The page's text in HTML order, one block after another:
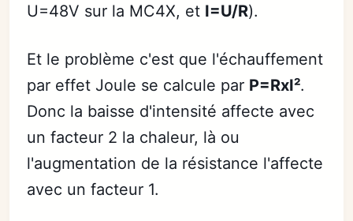
U=48V sur la MC4X, et I=U/R).
Et le problème c'est que l'échauffement
par effet Joule se calcule par P=RxI².
Donc la baisse d'intensité affecte avec
un facteur 2 la chaleur, là ou
l'augmentation de la résistance l'affecte
avec un facteur 1.